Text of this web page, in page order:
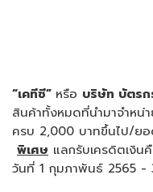
“เคทีซี” หรือ บริษัท บัตรก
สินค้าทั้งหมดที่นำมาจำหน่
ครบ 2,000 บาทขึ้นไป/ยอ
พิเศษ แลกรับเครดิตเงิน
วันที่ 1 กุมภาพันธ์ 2565 -